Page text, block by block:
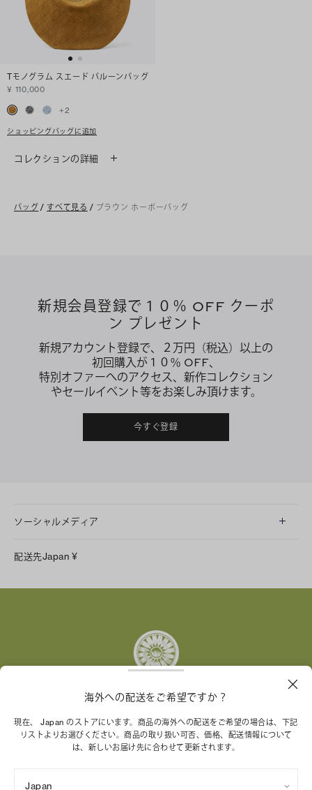
Tモノグラム スエード バルーンバッグ
¥ 110,000
+2
ショッピングバッグに追加
コレクションの詳細
バッグ / すべて見る / ブラウン ホーボーバッグ
新規会員登録で１０％ OFF クーポ
ン プレゼント
新規アカウント登録で、２万円（税込）以上の
初回購入が１０％ OFF、
特別オファーへのアクセス、新作コレクション
やセールイベント等をお楽しみ頂けます。
今すぐ登録
ソーシャルメディア
Facebook
配送先Japan ¥
トリー バーチ財団は、女性起業家が持続可能な企業を築
くことを支援しています。
海外への配送をご希望ですか？
現在、 Japan のストアにいます。商品の海外への配送をご希望の場合は、下記
リストよりお選びください。商品の取り扱い可否、価格、配送情報について
は、新しいお届け先に合わせて更新されます。
Japan